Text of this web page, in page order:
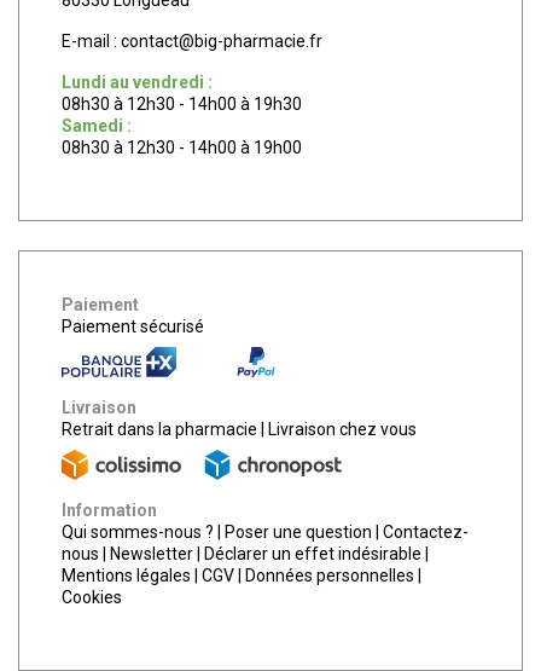
E-mail : contact@big-pharmacie.fr
Lundi au vendredi :
08h30 à 12h30 - 14h00 à 19h30
Samedi :
08h30 à 12h30 - 14h00 à 19h00
Paiement
Paiement sécurisé
Livraison
Retrait dans la pharmacie
Livraison chez vous
Information
Qui sommes-nous ?
Poser une question
Contactez-
nous
Newsletter Déclarer un effet indésirable
Mentions légales
CGV Données personnelles
Cookies